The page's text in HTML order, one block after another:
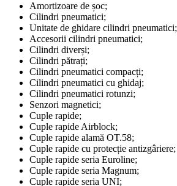
Amortizoare de șoc;
Cilindri pneumatici;
Unitate de ghidare cilindri pneumatici;
Accesorii cilindri pneumatici;
Cilindri diverși;
Cilindri pătrați;
Cilindri pneumatici compacți;
Cilindri pneumatici cu ghidaj;
Cilindri pneumatici rotunzi;
Senzori magnetici;
Cuple rapide;
Cuple rapide Airblock;
Cuple rapide alamă OT.58;
Cuple rapide cu protecție antizgâriere;
Cuple rapide seria Euroline;
Cuple rapide seria Magnum;
Cuple rapide seria UNI;